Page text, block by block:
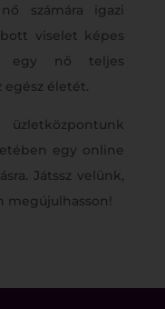
számára igazi
viselet képes
egy nő teljes
egész életét.
egy online
Játssz velünk,
megújulhasson!